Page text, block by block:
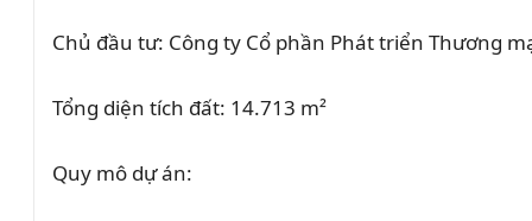
Chủ đầu tư: Công ty Cổ phần Phát triển Thương
Tổng diện tích đất: 14.713 m²
Quy mô dự án: